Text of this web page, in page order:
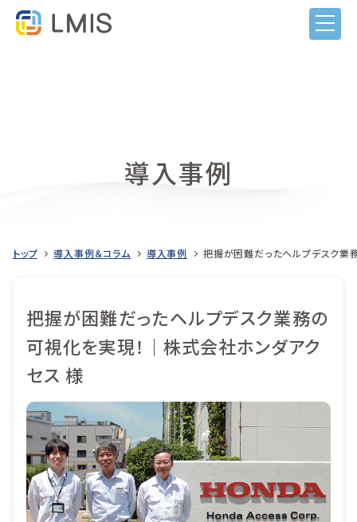
機能
目的から選ぶ
ITIL導入
ヘルプデスク業務
システム監査対応
サービス構成管理
導入事例
価格
セミナー
コンテンツナビ
導入事例
トップ 導入事例＆コラム 導入事例 把握が困難だったヘルプデスク業
把握が困難だったヘルプデスク業務の
可視化を実現！｜株式会社ホンダアク
セス 様